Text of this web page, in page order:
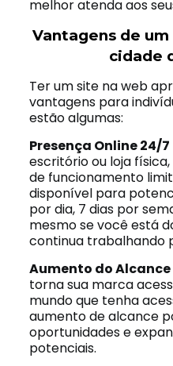
melhor atenda aos
Vantagens de
cidade
Ter um site na web
vantagens para
estão algumas:
Presença Online 24/7
escritório ou loja
de funcionamento
disponível para
por dia, 7 dias por
mesmo se você está
continua trabalhando
Aumento do
torna sua marca
mundo que tenha
aumento de alcance
oportunidades e
potenciais.